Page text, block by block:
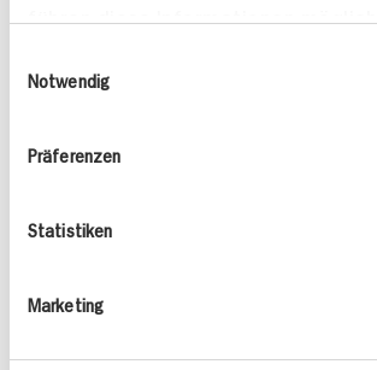
bereitgestellt haben oder die sie im
Notwendig
Präferenzen
Statistiken
Marketing
Folgen Sie uns auf TikTok
Angebote & Coupons
Rezepte
Sortiment